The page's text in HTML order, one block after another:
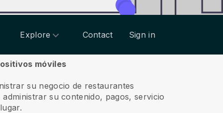
Explore Contact Sign in
móviles
su negocio de restaurantes
su contenido, pagos, servicio